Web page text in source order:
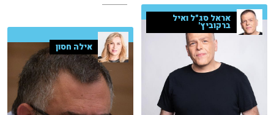
אראל סג"ל ואיל
ברקוביץ'
אילה חסון